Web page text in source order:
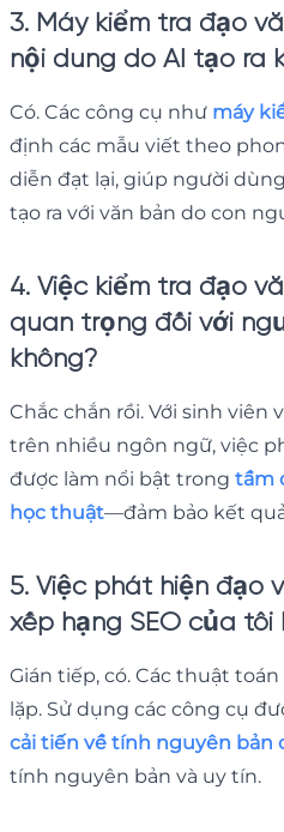
3. Máy kiểm tra đạo
nội dung do AI tạo ra
Có. Các công cụ như máy
định các mẫu viết theo
diễn đạt lại, giúp người
tạo ra với văn bản do con
4. Việc kiểm tra đạo
quan trọng đối với
không?
Chắc chắn rồi. Với sinh viên
trên nhiều ngôn ngữ, việc
được làm nổi bật trong tầm
học thuật—đảm bảo kết
5. Việc phát hiện đạo
xếp hạng SEO của tôi
Gián tiếp, có. Các thuật
lặp. Sử dụng các công cụ
cải tiến về tính nguyên bản
tính nguyên bản và uy tín.